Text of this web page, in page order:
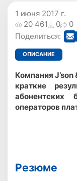
1 июня 2017 г.
20 461
0
0
Поделиться:
ОПИСАНИЕ
Компания
краткие
операторов
Резюме